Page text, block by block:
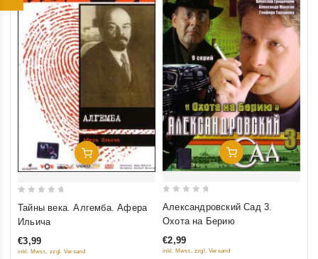
Добавить В Корзину
5
Тайны века. Алгемба. Афера
Ильича
€3,99
inkl. Mwst., zzgl. Versand
Добавить В Корзину
5
Александровский Сад 3.
Охота на Берию
€2,99
inkl. Mwst., zzgl. Versand